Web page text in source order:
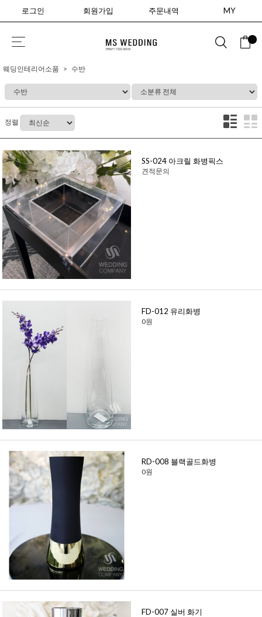
로그인 회원가입 주문내역 MY
0
웨딩인테리어소품 수반
정렬
SS-024 아크릴 화병픽스
견적문의
FD-012 유리화병
0원
RD-008 블랙골드화병
0원
FD-007 실버 화기